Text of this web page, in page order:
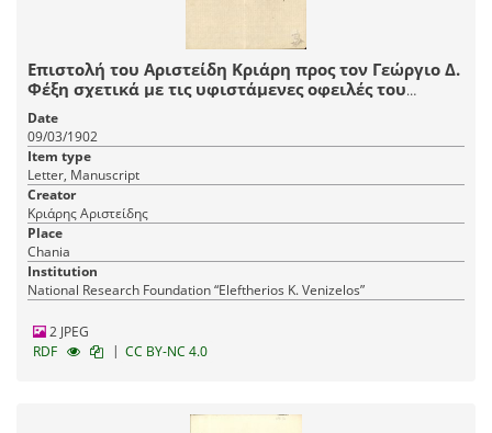
Επιστολή του Αριστείδη Κριάρη προς τον Γεώργιο Δ.
Φέξη σχετικά με τις υφιστάμενες οφειλές του
πρώτου έναντι του εκδοτικού οίκου του δεύτερου,
με την οποία τον ενημερώνει τον χρόνο και τρόπο
που εξοφλεί το χρέος του έναντί του.
Date
09/03/1902
Item type
Letter, Manuscript
Creator
Κριάρης Αριστείδης
Place
Chania
Institution
National Research Foundation “Eleftherios K. Venizelos”
2 JPEG
RDF
| CC BY-NC 4.0